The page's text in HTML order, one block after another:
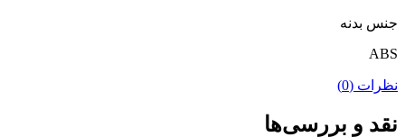
جنس بدنه
ABS
نظرات (0)
نقد و بررسی‌ها